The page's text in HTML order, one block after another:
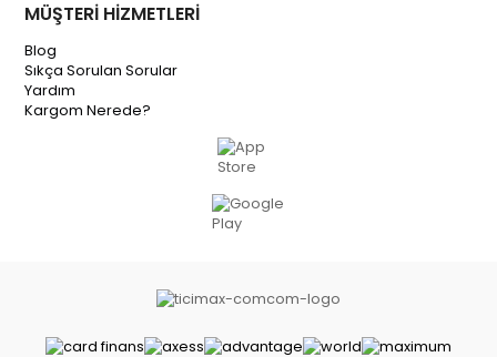
MÜŞTERİ HİZMETLERİ
Blog
Sıkça Sorulan Sorular
Yardım
Kargom Nerede?